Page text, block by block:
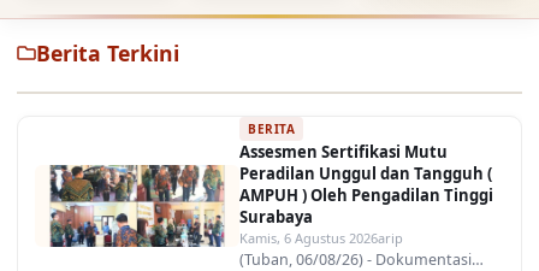
Berita Terkini
BERITA
Assesmen Sertifikasi Mutu
Peradilan Unggul dan Tangguh (
AMPUH ) Oleh Pengadilan Tinggi
Surabaya
Kamis, 6 Agustus 2026arip
(Tuban, 06/08/26) - Dokumentasi